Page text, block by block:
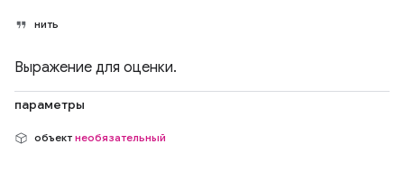
нить
Выражение для оценки.
параметры
объект необязательный